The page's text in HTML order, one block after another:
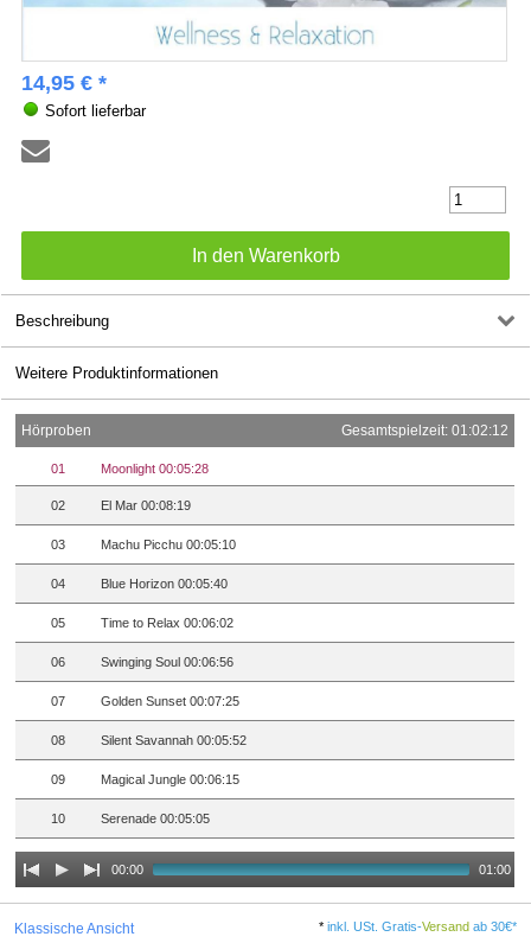
14,95 € *
Sofort lieferbar
Beschreibung
Weitere Produktinformationen
Hörproben Gesamtspielzeit: 01:02:12
01 Moonlight 00:05:28
02 El Mar 00:08:19
03 Machu Picchu 00:05:10
04 Blue Horizon 00:05:40
05 Time to Relax 00:06:02
06 Swinging Soul 00:06:56
07 Golden Sunset 00:07:25
08 Silent Savannah 00:05:52
09 Magical Jungle 00:06:15
10 Serenade 00:05:05
00:00 01:00
Klassische Ansicht *inkl. USt. Gratis-Versand ab 30€*